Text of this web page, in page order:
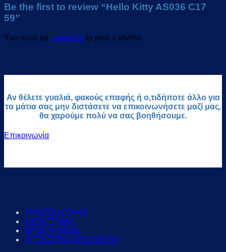
Be the first to review “Hello Kitty AS036 C17
59”
You must be logged in to post a review.
Αν θέλετε γυαλιά, φακούς επαφής ή ο,τιδήποτε άλλο για
τα μάτια σας μην διστάσετε να επικοινωνήσετε μαζί μας,
θα χαρούμε πολύ να σας βοηθήσουμε.
Επικοινωνία
ΤΡΟΠΟΙ ΑΓΟΡΑΣ
ΚΑΤΑΣΤΗΜΑ
ΟΡΟΙ ΧΡΗΣΗΣ
ΠΡΟΣΩΠΙΚΑ ΔΕΔΟΜΕΝΑ